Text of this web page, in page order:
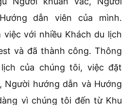
dẫn viên của mình.
việc với nhiều Khách du lịch
và đã thành công. Thông
của chúng tôi, việc đặt
Người hướng dẫn và Hướng
vì chúng tôi đến từ Khu